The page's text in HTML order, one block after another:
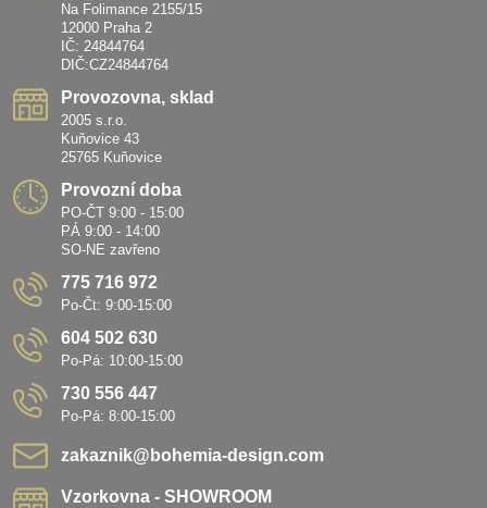
Na Folimance 2155/15
12000 Praha 2
IČ: 24844764
DIČ:CZ24844764
Provozovna, sklad
2005 s.r.o.
Kuňovice 43
25765 Kuňovice
Provozní doba
PO-ČT 9:00 - 15:00
PÁ 9:00 - 14:00
SO-NE zavřeno
775 716 972
Po-Čt: 9:00-15:00
604 502 630
Po-Pá: 10:00-15:00
730 556 447
Po-Pá: 8:00-15:00
zakaznik​@bohemia-design​.com
Vzorkovna - SHOWROOM